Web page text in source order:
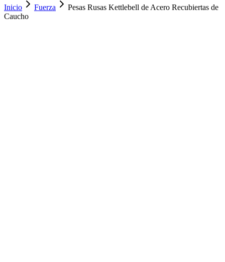
Inicio
Fuerza
Pesas Rusas Kettlebell de Acero Recubiertas de
Caucho